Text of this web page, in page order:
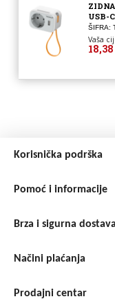
USB-
ŠIFRA:
Vaša
Korisnička podrška
Pomoć i informacije
Brza i sigurna dostava
Načini plaćanja
Prodajni centar